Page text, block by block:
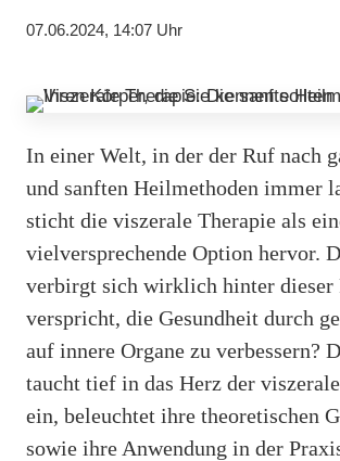
07.06.2024, 14:07 Uhr
In einer Welt, in der der Ruf nach
und sanften Heilmethoden immer
sticht die viszerale Therapie als
vielversprechende Option hervor.
verbirgt sich wirklich hinter dieser
verspricht, die Gesundheit durch
auf innere Organe zu verbessern?
taucht tief in das Herz der
ein, beleuchtet ihre theoretischen
sowie ihre Anwendung in der